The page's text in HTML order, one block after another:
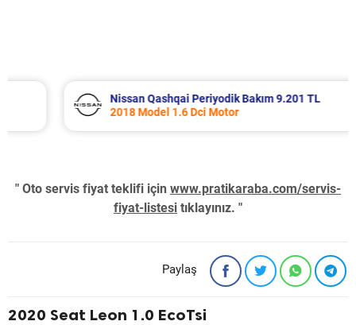
Nissan Qashqai Periyodik Bakım 9.201 TL
2018 Model 1.6 Dci Motor
" Oto servis fiyat teklifi için www.pratikaraba.com/servis-
fiyat-listesi tıklayınız. "
Paylaş
2020 Seat Leon 1.0 EcoTsi